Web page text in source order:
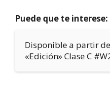
Puede que te interese:
Disponible a partir
«Edición» Clase C